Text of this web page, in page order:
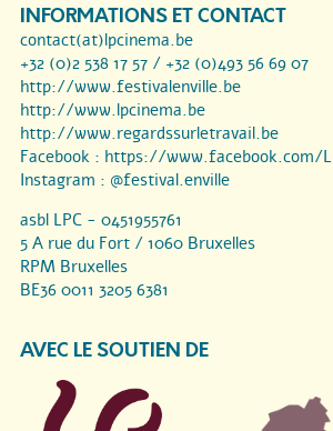
INFORMATIONS ET CONTACT
contact(at)lpcinema.be
+32 (0)2 538 17 57 / +32 (0)493 56 69 07
http://www.festivalenville.be
http://www.lpcinema.be
http://www.regardssurletravail.be
Facebook : https://www.facebook.com/
Instagram : @festival.enville
asbl LPC - 0451955761
5 A rue du Fort / 1060 Bruxelles
RPM Bruxelles
BE36 0011 3205 6381
AVEC LE SOUTIEN DE